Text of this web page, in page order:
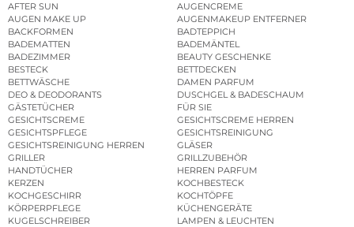
AFTER SUN
AUGENCREME
AUGEN MAKE UP
AUGENMAKEUP ENTFERNER
BACKFORMEN
BADTEPPICH
BADEMATTEN
BADEMÄNTEL
BADEZIMMER
BEAUTY GESCHENKE
BESTECK
BETTDECKEN
BETTWÄSCHE
DAMEN PARFUM
DEO & DEODORANTS
DUSCHGEL & BADESCHAUM
GÄSTETÜCHER
FÜR SIE
GESICHTSCREME
GESICHTSCREME HERREN
GESICHTSPFLEGE
GESICHTSREINIGUNG
GESICHTSREINIGUNG HERREN
GLÄSER
GRILLER
GRILLZUBEHÖR
HANDTÜCHER
HERREN PARFUM
KERZEN
KOCHBESTECK
KOCHGESCHIRR
KOCHTÖPFE
KÖRPERPFLEGE
KÜCHENGERÄTE
KUGELSCHREIBER
LAMPEN & LEUCHTEN